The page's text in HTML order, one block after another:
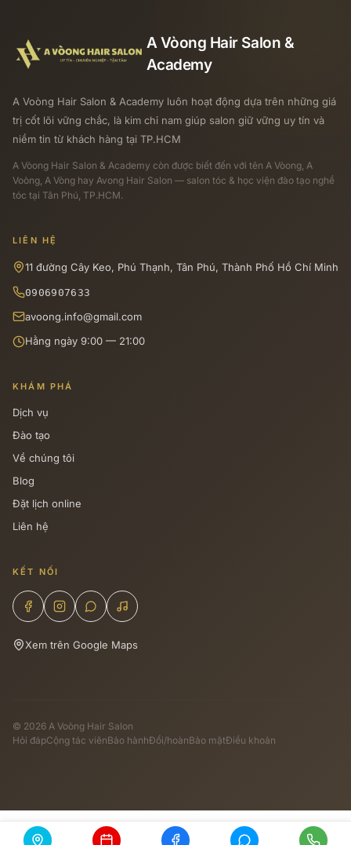
A Vòong Hair Salon &
Academy
A Voòng Hair Salon & Academy luôn hoạt động dựa trên những giá
trị cốt lõi vững chắc, là kim chỉ nam giúp salon giữ vững uy tín và
niềm tin từ khách hàng tại TP.HCM
A Vòong Hair Salon & Academy còn được biết đến với tên A Vòong, A
Voòng, A Vòng hay Avong Hair Salon — salon tóc & học viện đào tạo nghề
tóc tại Tân Phú, TP.HCM.
LIÊN HỆ
11 đường Cây Keo, Phú Thạnh, Tân Phú, Thành Phố Hồ Chí Minh
0906907633
avoong.info@gmail.com
Hằng ngày 9:00 — 21:00
KHÁM PHÁ
Dịch vụ
Đào tạo
Về chúng tôi
Blog
Đặt lịch online
Liên hệ
KẾT NỐI
Xem trên Google Maps
© 2026 A Voòng Hair Salon
Hỏi đápCộng tác viênBảo hànhĐổi/hoànBảo mậtĐiều khoản